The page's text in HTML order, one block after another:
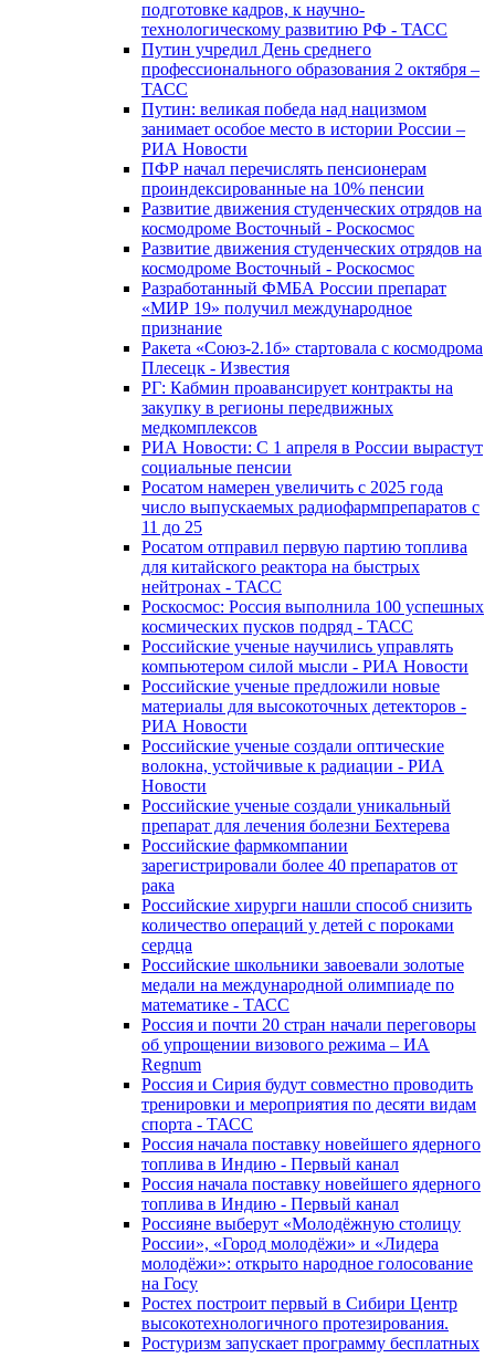
подготовке кадров, к научно-
технологическому развитию РФ - ТАСС
Путин учредил День среднего
профессионального образования 2 октября –
ТАСС
Путин: великая победа над нацизмом
занимает особое место в истории России –
РИА Новости
ПФР начал перечислять пенсионерам
проиндексированные на 10% пенсии
Развитие движения студенческих отрядов на
космодроме Восточный - Роскосмос
Развитие движения студенческих отрядов на
космодроме Восточный - Роскосмос
Разработанный ФМБА России препарат
«МИР 19» получил международное
признание
Ракета «Союз-2.1б» стартовала с космодрома
Плесецк - Известия
РГ: Кабмин проавансирует контракты на
закупку в регионы передвижных
медкомплексов
РИА Новости: С 1 апреля в России вырастут
социальные пенсии
Росатом намерен увеличить с 2025 года
число выпускаемых радиофармпрепаратов с
11 до 25
Росатом отправил первую партию топлива
для китайского реактора на быстрых
нейтронах - ТАСС
Роскосмос: Россия выполнила 100 успешных
космических пусков подряд - ТАСС
Российские ученые научились управлять
компьютером силой мысли - РИА Новости
Российские ученые предложили новые
материалы для высокоточных детекторов -
РИА Новости
Российские ученые создали оптические
волокна, устойчивые к радиации - РИА
Новости
Российские ученые создали уникальный
препарат для лечения болезни Бехтерева
Российские фармкомпании
зарегистрировали более 40 препаратов от
рака
Российские хирурги нашли способ снизить
количество операций у детей с пороками
сердца
Российские школьники завоевали золотые
медали на международной олимпиаде по
математике - ТАСС
Россия и почти 20 стран начали переговоры
об упрощении визового режима – ИА
Regnum
Россия и Сирия будут совместно проводить
тренировки и мероприятия по десяти видам
спорта - ТАСС
Россия начала поставку новейшего ядерного
топлива в Индию - Первый канал
Россия начала поставку новейшего ядерного
топлива в Индию - Первый канал
Россияне выберут «Молодёжную столицу
России», «Город молодёжи» и «Лидера
молодёжи»: открыто народное голосование
на Госу
Ростех построит первый в Сибири Центр
высокотехнологичного протезирования.
Ростуризм запускает программу бесплатных